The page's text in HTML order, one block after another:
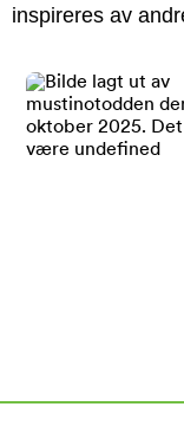
inspireres av